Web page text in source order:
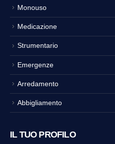
Monouso
Medicazione
Strumentario
Emergenze
Arredamento
Abbigliamento
IL TUO PROFILO